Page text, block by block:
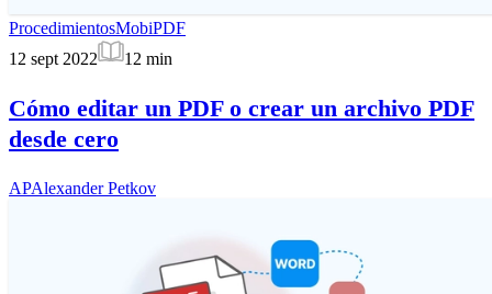
ProcedimientosMobiPDF
12 sept 2022
12 min
Cómo editar un PDF o crear un archivo PDF
desde cero
APAlexander Petkov